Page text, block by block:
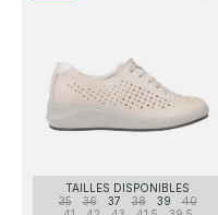
TAILLES DISPONIBLES
35
36 37 38 39
40